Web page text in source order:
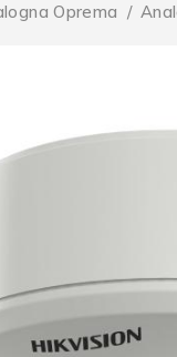
Oprema /